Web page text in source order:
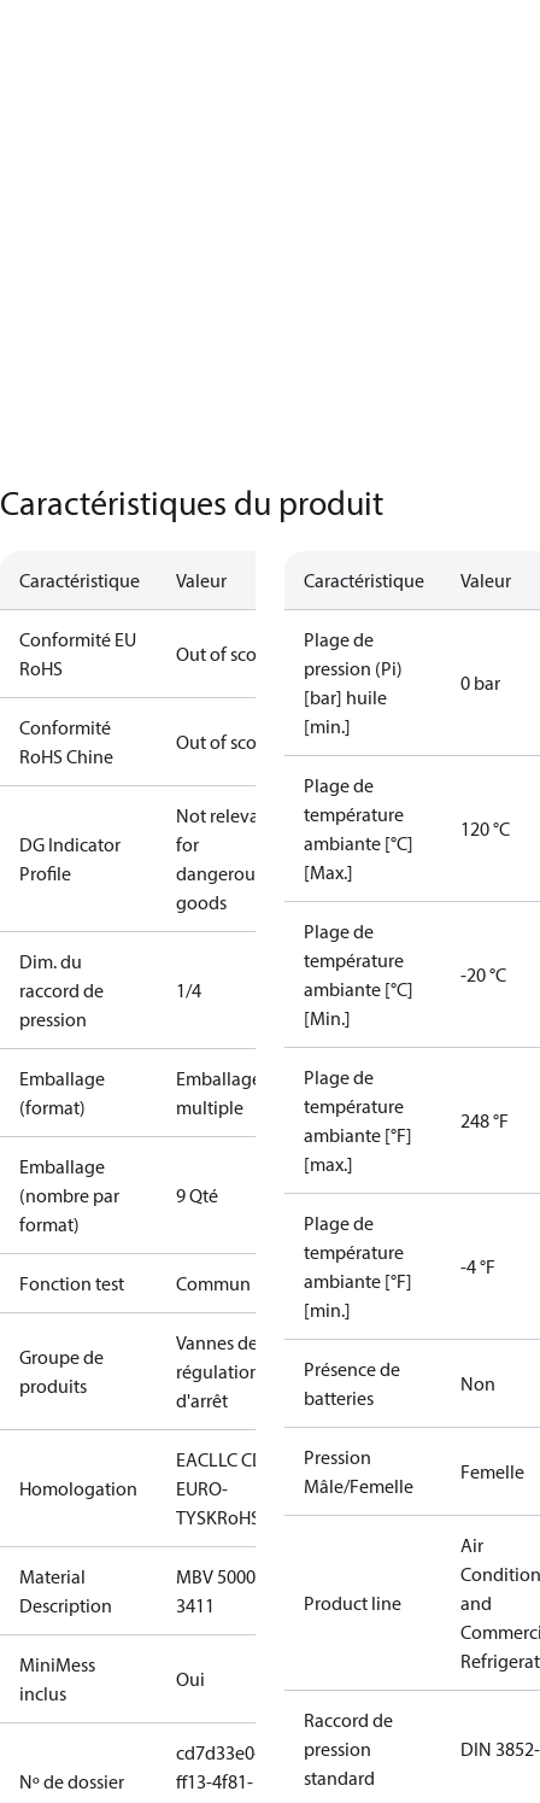
Caractéristiques du produit
Caractéristique Valeur
Conformité EU
RoHS
Out of scope
Conformité
RoHS Chine
Out of scope
DG Indicator
Profile
Not relevant
for
dangerous
goods
Dim. du
raccord de
pression
1/4
Emballage
(format)
Emballage
multiple
Emballage
(nombre par
format)
9 Qté
Fonction test Commun
Groupe de
produits
Vannes de
régulation et
d'arrêt
Homologation
EACLLC CDC
EURO-
TYSKRoHS
Material
Description
MBV 5000 -
3411
MiniMess
inclus
Oui
Nº de dossier
cd7d33e0-
ff13-4f81-
Caractéristique Valeur
Plage de
pression (Pi)
[bar] huile
[min.]
0 bar
Plage de
température
ambiante [°C]
[Max.]
120 °C
Plage de
température
ambiante [°C]
[Min.]
-20 °C
Plage de
température
ambiante [°F]
[max.]
248 °F
Plage de
température
ambiante [°F]
[min.]
-4 °F
Présence de
batteries
Non
Pression
Mâle/Femelle
Femelle
Product line
Air
and
Raccord de
pression
standard
DIN